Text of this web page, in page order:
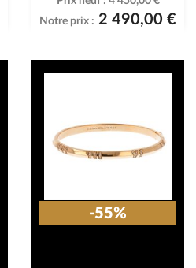
Notre prix : 2 490,00 €
-55%